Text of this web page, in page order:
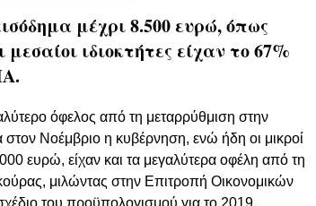
μέχρι 8.500 ευρώ, όπως
ιδιοκτήτες είχαν το 67%
όφελος από τη μεταρρύθμιση στην
Νοέμβριο η κυβέρνηση, ενώ ήδη οι μικροί
ευρώ, είχαν και τα μεγαλύτερα οφέλη από τη
μιλώντας στην Επιτροπή Οικονομικών
του προϋπολογισμού για το 2019.